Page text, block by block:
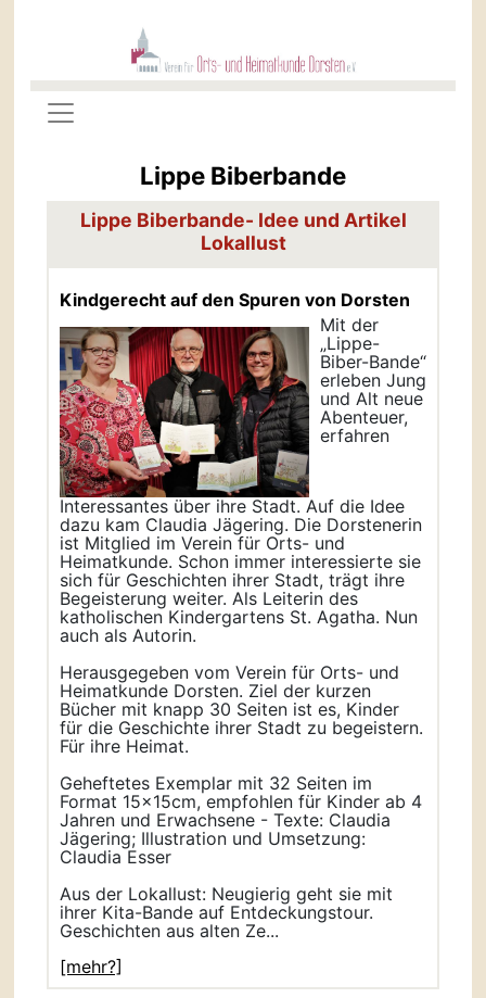
Lippe Biberbande
Lippe Biberbande- Idee und Artikel
Lokallust
Kindgerecht auf den Spuren von Dorsten
Mit der
„Lippe-
Biber-Bande“
erleben Jung
und Alt neue
Abenteuer,
erfahren
Interessantes über ihre Stadt. Auf die Idee
dazu kam Claudia Jägering. Die Dorstenerin
ist Mitglied im Verein für Orts- und
Heimatkunde. Schon immer interessierte sie
sich für Geschichten ihrer Stadt, trägt ihre
Begeisterung weiter. Als Leiterin des
katholischen Kindergartens St. Agatha. Nun
auch als Autorin.
Herausgegeben vom Verein für Orts- und
Heimatkunde Dorsten. Ziel der kurzen
Bücher mit knapp 30 Seiten ist es, Kinder
für die Geschichte ihrer Stadt zu begeistern.
Für ihre Heimat.
Geheftetes Exemplar mit 32 Seiten im
Format 15x15cm, empfohlen für Kinder ab 4
Jahren und Erwachsene - Texte: Claudia
Jägering; Illustration und Umsetzung:
Claudia Esser
Aus der Lokallust: Neugierig geht sie mit
ihrer Kita-Bande auf Entdeckungstour.
Geschichten aus alten Ze...
[mehr?]